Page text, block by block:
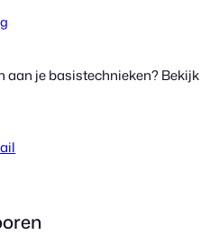
aan je basistechnieken? Bekijk